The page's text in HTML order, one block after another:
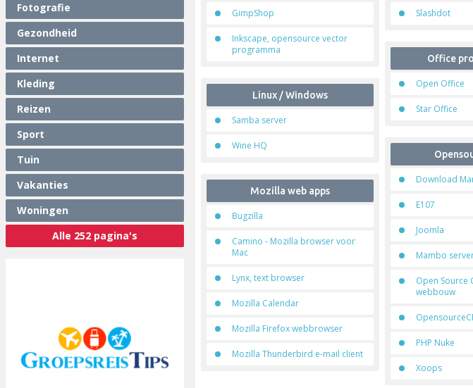
Fotografie
Gezondheid
Internet
Kleding
Reizen
Sport
Tuin
Vakanties
Woningen
Alle 252 pagina's
GimpShop
Inkscape, opensource vector
programma
Linux / Windows
Samba server
Wine HQ
Mozilla web apps
Bugzilla
Camino - Mozilla browser voor
Mac
Lynx, text browser
Mozilla Calendar
Mozilla Firefox webbrowser
Mozilla Thunderbird e-mail client
Slashdot
Office
Open Office
Star Office
Download
E107
Joomla
Mambo
Open Source
webbouw
PHP Nuke
Xoops